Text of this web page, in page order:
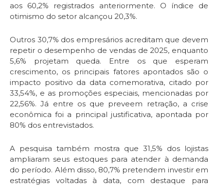
aos 60,2% registrados anteriormente. O índice de
otimismo do setor alcançou 20,3%.
Outros 30,7% dos empresários acreditam que devem
repetir o desempenho de vendas de 2025, enquanto
5,6% projetam queda. Entre os que esperam
crescimento, os principais fatores apontados são o
impacto positivo da data comemorativa, citado por
33,54%, e as promoções especiais, mencionadas por
22,56%. Já entre os que preveem retração, a crise
econômica foi a principal justificativa, apontada por
80% dos entrevistados.
A pesquisa também mostra que 31,5% dos lojistas
ampliaram seus estoques para atender à demanda
do período. Além disso, 80,7% pretendem investir em
estratégias voltadas à data, com destaque para